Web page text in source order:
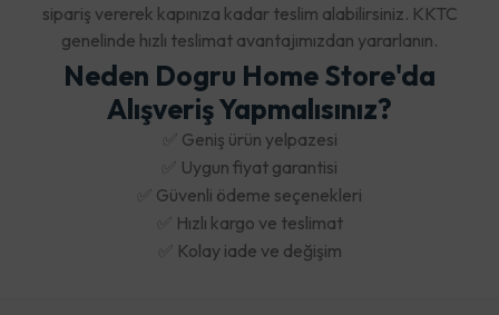
sipariş vererek kapınıza kadar teslim alabilirsiniz. KKTC
genelinde hızlı teslimat avantajımızdan yararlanın.
Neden Dogru Home Store'da
Alışveriş Yapmalısınız?
✅ Geniş ürün yelpazesi
✅ Uygun fiyat garantisi
✅ Güvenli ödeme seçenekleri
✅ Hızlı kargo ve teslimat
✅ Kolay iade ve değişim